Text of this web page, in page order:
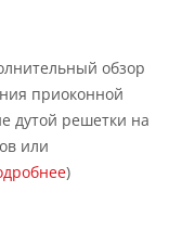
обзор
приоконной
дутой решетки на
или
)